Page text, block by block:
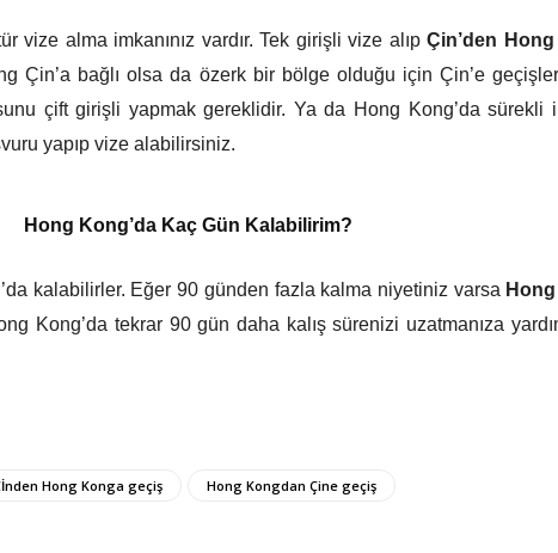
alma imkanınız vardır. Tek girişli vize alıp Çin’den Hong
Çin’a bağlı olsa da özerk bir bölge olduğu için Çin’e
çift girişli yapmak gereklidir. Ya da Hong Kong’da sürekli
yapıp vize alabilirsiniz.
Hong Kong’da Kaç Gün Kalabilirim?
kalabilirler. Eğer 90 günden fazla kalma niyetiniz varsa
Kong’da tekrar 90 gün daha kalış sürenizi uzatmanıza
Hong Konga geçiş Hong Kongdan Çine geçiş